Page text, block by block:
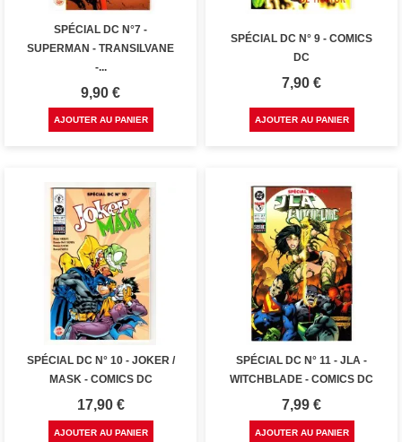
SPÉCIAL DC N°7 -
SUPERMAN - TRANSILVANE
-...
Prix
9,90 €
AJOUTER AU PANIER
SPÉCIAL DC N° 9 - COMICS
DC
Prix
7,90 €
AJOUTER AU PANIER
SPÉCIAL DC N° 10 - JOKER /
MASK - COMICS DC
Prix
17,90 €
AJOUTER AU PANIER
SPÉCIAL DC N° 11 - JLA -
WITCHBLADE - COMICS DC
Prix
7,99 €
AJOUTER AU PANIER